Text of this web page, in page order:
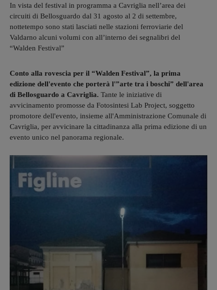
In vista del festival in programma a Cavriglia nell’area dei
circuiti di Bellosguardo dal 31 agosto al 2 di settembre,
nottetempo sono stati lasciati nelle stazioni ferroviarie del
Valdarno alcuni volumi con all’interno dei segnalibri del
“Walden Festival”
Conto alla rovescia per il “Walden Festival”, la prima
edizione dell'evento che porterà l'”arte tra i boschi” dell'area
di Bellosguardo a Cavriglia. Tante le iniziative di
avvicinamento promosse da Fotosintesi Lab Project, soggetto
promotore dell'evento, insieme all'Amministrazione Comunale di
Cavriglia, per avvicinare la cittadinanza alla prima edizione di un
evento unico nel panorama regionale.